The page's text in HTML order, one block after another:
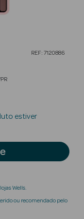
REF: 7120886
from
estiver
Wells.
ou recomendado pelo